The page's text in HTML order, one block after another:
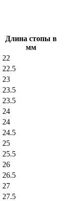
Длина стопы в
мм
22
22.5
23
23.5
23.5
24
24
24.5
25
25.5
26
26.5
27
27.5